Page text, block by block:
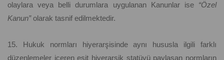
olaylara veya belli durumlara uygulanan Kanunlar ise “Özel
Kanun”olarak tasnif edilmektedir.
15. Hukuk normları hiyerarşisinde aynı hususla ilgili farklı
düzenlemeler içeren eşit hiyerarşik statüyü paylaşan normların